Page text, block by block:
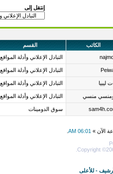
إنتقل إلى
الكاتب القسم
التبادل الإعلاني وأدلة المواقع
التبادل الإعلاني وأدلة المواقع
ليبيا التبادل الإعلاني وأدلة المواقع
منسي التبادل الإعلاني وأدلة المواقع
سوق الدومينات
الآن » 06:01 AM
Copyright
- للأعلى